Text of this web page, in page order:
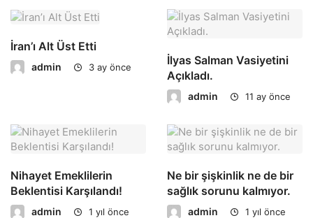
İran’ı Alt Üst Etti
admin 3 ay önce
İlyas Salman Vasiyetini
Açıkladı.
admin 11 ay önce
Nihayet Emeklilerin
Beklentisi Karşılandı!
admin 1 yıl önce
Ne bir şişkinlik ne de bir
sağlık sorunu kalmıyor.
admin 1 yıl önce